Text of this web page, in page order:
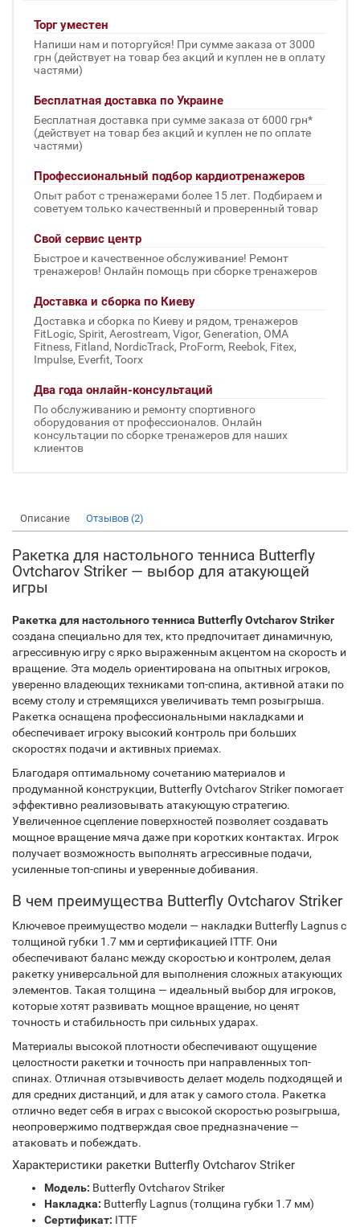
Торг уместен
Напиши нам и поторгуйся! При сумме заказа от 3000
грн (действует на товар без акций и куплен не в оплату
частями)
Бесплатная доставка по Украине
Бесплатная доставка при сумме заказа от 6000 грн*
(действует на товар без акций и куплен не по оплате
частями)
Профессиональный подбор кардиотренажеров
Опыт работ с тренажерами более 15 лет. Подбираем и
советуем только качественный и проверенный товар
Свой сервис центр
Быстрое и качественное обслуживание! Ремонт
тренажеров! Онлайн помощь при сборке тренажеров
Доставка и сборка по Киеву
Доставка и сборка по Киеву и рядом, тренажеров
FitLogic, Spirit, Aerostream, Vigor, Generation, OMA
Fitness, Fitland, NordicTrack, ProForm, Reebok, Fitex,
Impulse, Everfit, Toorx
Два года онлайн-консультаций
По обслуживанию и ремонту спортивного
оборудования от профессионалов. Онлайн
консультации по сборке тренажеров для наших
клиентов
Описание Отзывов (2)
Ракетка для настольного тенниса Butterfly
Ovtcharov Striker — выбор для атакующей
игры
Ракетка для настольного тенниса Butterfly Ovtcharov Striker
создана специально для тех, кто предпочитает динамичную,
агрессивную игру с ярко выраженным акцентом на скорость и
вращение. Эта модель ориентирована на опытных игроков,
уверенно владеющих техниками топ-спина, активной атаки по
всему столу и стремящихся увеличивать темп розыгрыша.
Ракетка оснащена профессиональными накладками и
обеспечивает игроку высокий контроль при больших
скоростях подачи и активных приемах.
Благодаря оптимальному сочетанию материалов и
продуманной конструкции, Butterfly Ovtcharov Striker помогает
эффективно реализовывать атакующую стратегию.
Увеличенное сцепление поверхностей позволяет создавать
мощное вращение мяча даже при коротких контактах. Игрок
получает возможность выполнять агрессивные подачи,
усиленные топ-спины и уверенные добивания.
В чем преимущества Butterfly Ovtcharov Striker
Ключевое преимущество модели — накладки Butterfly Lagnus с
толщиной губки 1.7 мм и сертификацией ITTF. Они
обеспечивают баланс между скоростью и контролем, делая
ракетку универсальной для выполнения сложных атакующих
элементов. Такая толщина — идеальный выбор для игроков,
которые хотят развивать мощное вращение, но ценят
точность и стабильность при сильных ударах.
Материалы высокой плотности обеспечивают ощущение
целостности ракетки и точность при направленных топ-
спинах. Отличная отзывчивость делает модель подходящей и
для средних дистанций, и для атак у самого стола. Ракетка
отлично ведет себя в играх с высокой скоростью розыгрыша,
неопровержимо подтверждая свое предназначение —
атаковать и побеждать.
Характеристики ракетки Butterfly Ovtcharov Striker
Модель: Butterfly Ovtcharov Striker
Накладка: Butterfly Lagnus (толщина губки 1.7 мм)
Сертификат: ITTF